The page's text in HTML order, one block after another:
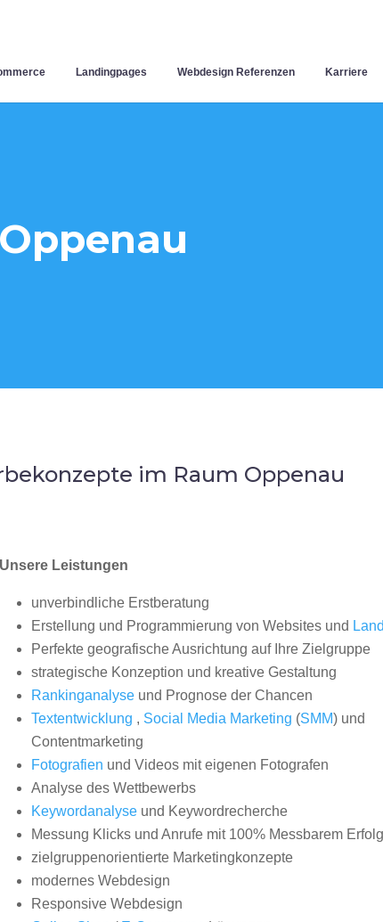
Landingpages Webdesign Referenzen Karriere
im Raum Oppenau
Unsere Leistungen
unverbindliche Erstberatung
Erstellung und Programmierung von Websites und
Perfekte geografische Ausrichtung auf Ihre Zielgruppe
strategische Konzeption und kreative Gestaltung
Rankinganalyseund Prognose der Chancen
Textentwicklung , Social Media Marketing (SMM) und
Contentmarketing
Fotografien und Videos mit eigenen Fotografen
Analyse des Wettbewerbs
Keywordanalyseund Keywordrecherche
Messung Klicks und Anrufe mit 100% Messbarem Erfolg
zielgruppenorientierte Marketingkonzepte
modernes Webdesign
Responsive Webdesign